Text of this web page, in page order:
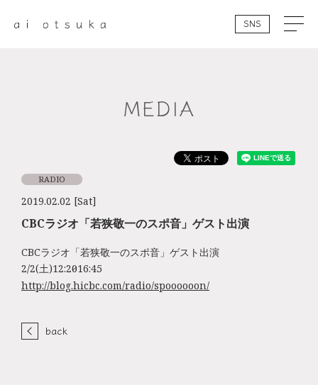
SNS
MEDIA
2019.02.02 [Sat]
RADIO
CBCラジオ「若狭敬一のスポ音」ゲスト出演
CBCラジオ「若狭敬一のスポ音」ゲスト出演
2/2(土)12:20～16:45
http://blog.hicbc.com/radio/spoooooon/
back